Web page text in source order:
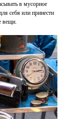
в мусорное
себя или принести
вещи.